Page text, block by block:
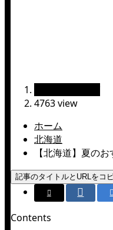
4763 view
ホーム
北海道
【北海道】夏の
記事のタイトルとURLをコ
Contents